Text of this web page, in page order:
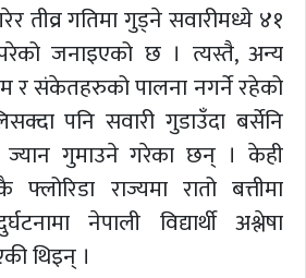
तीव्र गतिमा गुड्ने सवारीमध्ये ४१
परेको जनाइएको छ । त्यस्तै, अन्य
र संकेतहरुको पालना नगर्ने रहेको
पनि सवारी गुडाउँदा बर्सेनि
गुमाउने गरेका छन् । केही
राज्यमा रातो बत्तीमा
नेपाली विद्यार्थी अश्लेषा
थिइन् ।